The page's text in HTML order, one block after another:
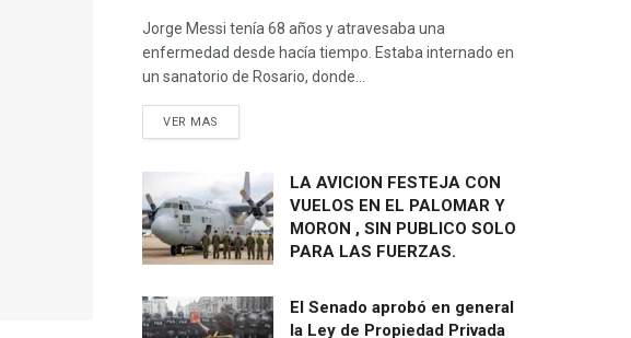
Jorge Messi tenía 68 años y atravesaba una
enfermedad desde hacía tiempo. Estaba internado en
un sanatorio de Rosario, donde...
VER MAS
LA AVICION FESTEJA CON
VUELOS EN EL PALOMAR Y
MORON , SIN PUBLICO SOLO
PARA LAS FUERZAS.
El Senado aprobó en general
la Ley de Propiedad Privada